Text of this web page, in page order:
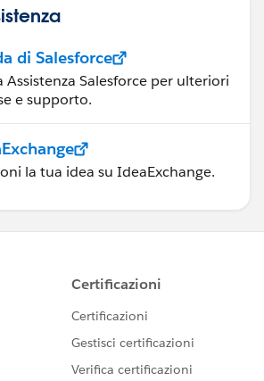
di Salesforce
Assistenza Salesforce per ulteriori
e supporto.
la tua idea su IdeaExchange.